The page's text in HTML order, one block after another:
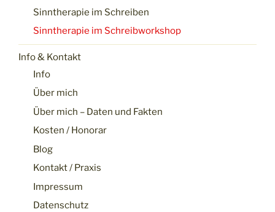
Sinntherapie im Schreiben
Sinntherapie im Schreibworkshop
Info & Kontakt
Info
Über mich
Über mich – Daten und Fakten
Kosten / Honorar
Blog
Kontakt / Praxis
Impressum
Datenschutz